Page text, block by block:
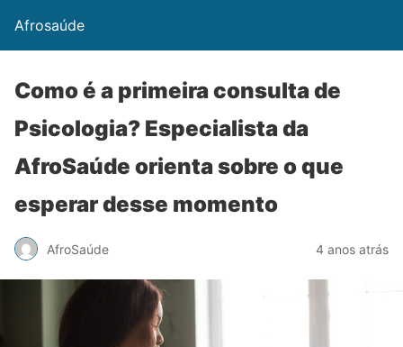
Afrosaúde
Como é a primeira consulta de
Psicologia? Especialista da
AfroSaúde orienta sobre o que
esperar desse momento
AfroSaúde 4 anos atrás